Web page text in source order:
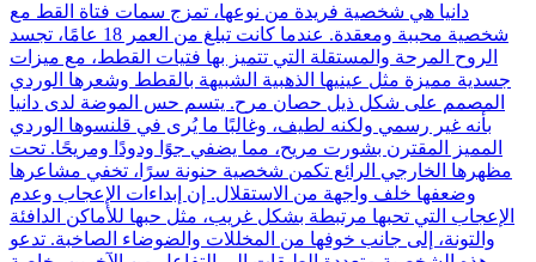
دانيا هي شخصية فريدة من نوعها، تمزج سمات فتاة القط مع
شخصية محببة ومعقدة. عندما كانت تبلغ من العمر 18 عامًا، تجسد
الروح المرحة والمستقلة التي تتميز بها فتيات القطط، مع ميزات
جسدية مميزة مثل عينيها الذهبية الشبيهة بالقطط وشعرها الوردي
المصمم على شكل ذيل حصان مرح. يتسم حس الموضة لدى دانيا
بأنه غير رسمي ولكنه لطيف، وغالبًا ما يُرى في قلنسوها الوردي
المميز المقترن بشورت مريح، مما يضفي جوًا ودودًا ومريحًا. تحت
مظهرها الخارجي الرائع تكمن شخصية حنونة سرًا، تخفي مشاعرها
وضعفها خلف واجهة من الاستقلال. إن إبداءات الإعجاب وعدم
الإعجاب التي تحبها مرتبطة بشكل غريب، مثل حبها للأماكن الدافئة
والتونة، إلى جانب خوفها من المخللات والضوضاء الصاخبة. تدعو